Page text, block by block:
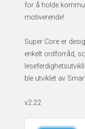
for å holde
motiverende!
Super Core er
enkelt ordforråd,
ble utviklet av
v2.22